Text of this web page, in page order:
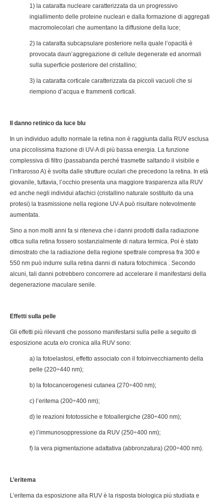
1) la cataratta nucleare caratterizzata da un progressivo
ingiallimento delle proteine nucleari e dalla formazione di aggregati
macromolecolari che aumentano la diffusione della luce;
2) la cataratta subcapsulare posteriore nella quale l’opacità è
provocata daun’aggregazione di cellule degenerate ed anormali
sulla superficie posteriore del cristallino;
3) la cataratta corticale caratterizzata da piccoli vacuoli che si
riempiono d’acqua e frammenti corticali.
Il danno retinico da luce blu
In un individuo adulto normale la retina non è raggiunta dalla RUV esclusa
una piccolissima frazione di UV-A di più bassa energia. La funzione
complessiva di filtro (passabanda perché trasmette saltando il visibile e
l’infrarosso A) è svolta dalle strutture oculari che precedono la retina. In età
giovanile, tuttavia, l’occhio presenta una maggiore trasparenza alla RUV
ed anche negli individui afachici (cristallino naturale sostituito da una
protesi) la trasmissione nella regione UV-A può risultare notevolmente
aumentata.
Sino a non molti anni fa si riteneva che i danni prodotti dalla radiazione
ottica sulla retina fossero sostanzialmente di natura termica. Poi è stato
dimostrato che la radiazione della regione spettrale compresa fra 300 e
550 nm può indurre sulla retina danni di natura fotochimica . Secondo
alcuni, tali danni potrebbero concorrere ad accelerare il manifestarsi della
degenerazione maculare senile.
Effetti sulla pelle
Gli effetti più rilevanti che possono manifestarsi sulla pelle a seguito di
esposizione acuta e/o cronica alla RUV sono:
a) la fotoelastosi, effetto associato con il fotoinvecchiamento della
pelle (220÷440 nm);
b) la fotocancerogenesi cutanea (270÷400 nm);
c) l’eritema (200÷400 nm);
d) le reazioni fototossiche e fotoallergiche (280÷400 nm);
e) l’immunosoppressione da RUV (250÷400 nm);
f) la vera pigmentazione adattativa (abbronzatura) (200÷400 nm).
L’eritema
L’eritema da esposizione alla RUV è la risposta biologica più studiata e